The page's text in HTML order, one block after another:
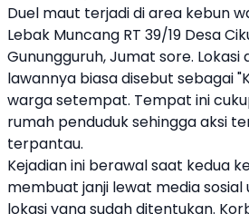
Duel maut terjadi di area kebun
Lebak Muncang RT 39/19 Desa
Gunungguruh, Jumat sore. Lokasi
lawannya biasa disebut sebagai
warga setempat. Tempat ini
rumah penduduk sehingga aksi
terpantau.
Kejadian ini berawal saat kedua
membuat janji lewat media sosial
lokasi yang sudah ditentukan.